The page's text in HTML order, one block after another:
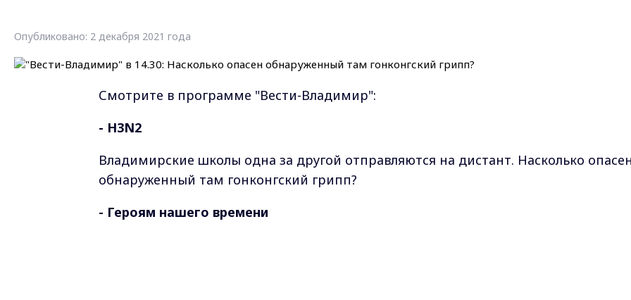
Опубликовано: 2 декабря 2021 года
Смотрите в программе "Вести-Владимир":
- H3N2
Владимирские школы одна за другой отправляются на дистант. Насколько
обнаруженный там гонконгский грипп?
- Героям нашего времени